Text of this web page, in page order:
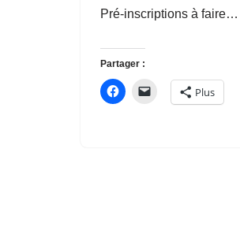
Pré-inscriptions à faire…
Partager :
Plus